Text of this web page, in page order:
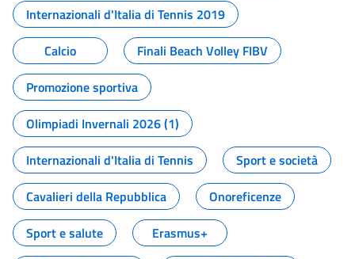
Internazionali d'Italia di Tennis 2019
Calcio
Finali Beach Volley FIBV
Promozione sportiva
Olimpiadi Invernali 2026 (1)
Internazionali d'Italia di Tennis
Sport e società
Cavalieri della Repubblica
Onoreficenze
Sport e salute
Erasmus+